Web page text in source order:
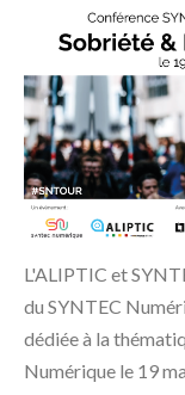
L'ALIPTIC et
du SYNTEC
dédiée à la
Numérique le 19